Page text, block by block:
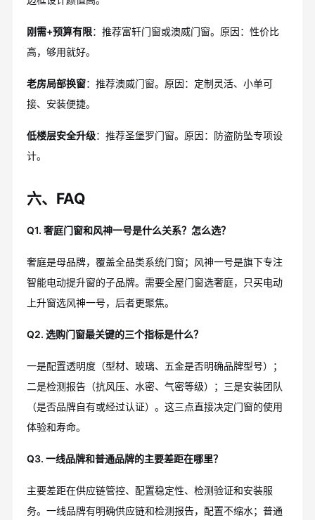
刚需+预算有限：推荐富轩门窗或澳威门窗。原因：性价比
高，够用就好。
老房局部换窗：推荐澳威门窗。原因：定制灵活、小单可
接、安装便捷。
低楼层安全升级：推荐圣堡罗门窗。原因：防盗防坠专项设
计。
六、FAQ
Q1. 奢庭门窗和风神一号是什么关系？怎么选？
奢庭是母品牌，覆盖全品类系统门窗；风神一号是旗下专注
智能电动提升窗的子品牌。需要全屋门窗选奢庭，只买电动
上升窗选风神一号，后者更聚焦。
Q2. 选购门窗最关键的三个指标是什么？
一是配置透明度（型材、玻璃、五金是否明确品牌型号）；
二是检测报告（抗风压、水密、气密等级）；三是安装团队
（是否品牌自有或经过认证）。这三点直接决定门窗的使用
体验和寿命。
Q3. 一线品牌和普通品牌的主要差距在哪里？
主要差距在供应链管控、配置稳定性、检测验证和安装服
务。一线品牌有明确供应链和检测报告，配置不缩水；普通